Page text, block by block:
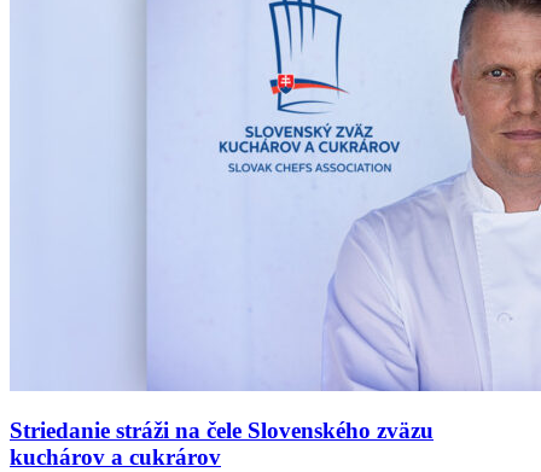
Striedanie stráži na čele Slovenského zväzu
kuchárov a cukrárov